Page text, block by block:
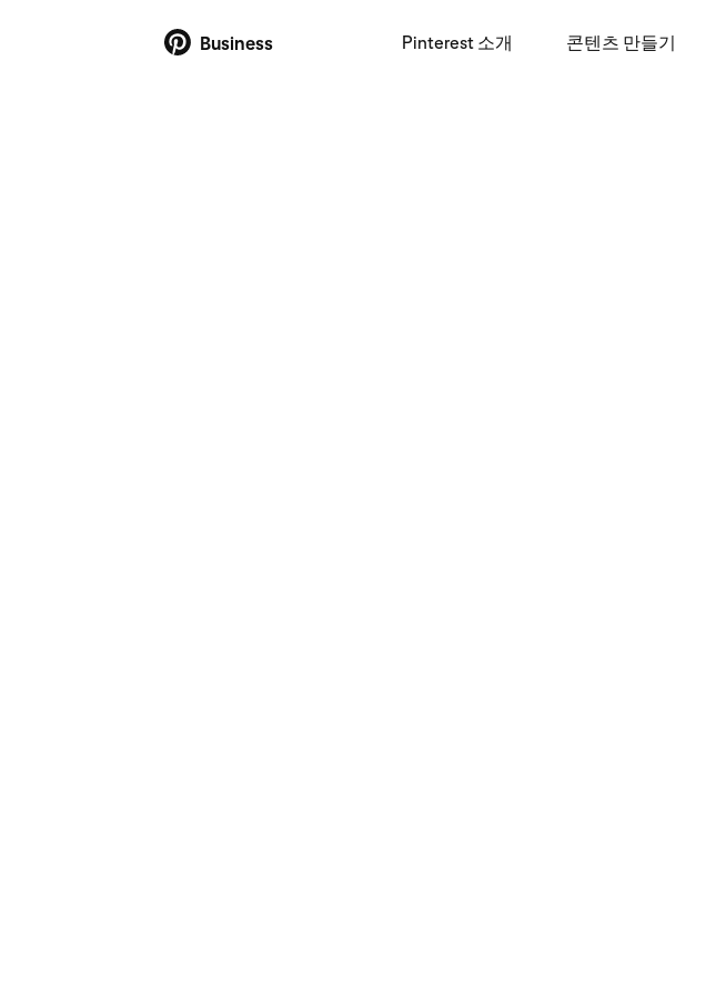
Business Pinterest 소개 콘텐츠 만들기